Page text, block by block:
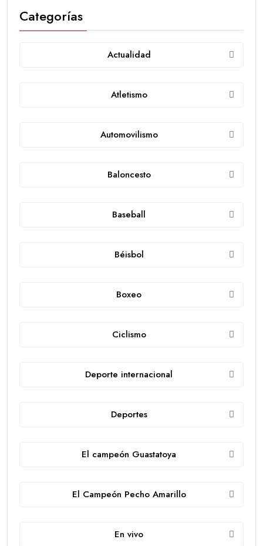
Categorías
Actualidad
Atletismo
Automovilismo
Baloncesto
Baseball
Béisbol
Boxeo
Ciclismo
Deporte internacional
Deportes
El campeón Guastatoya
El Campeón Pecho Amarillo
En vivo